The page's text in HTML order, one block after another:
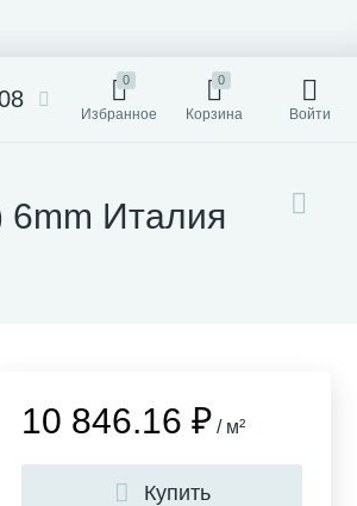
0
Избранное
0
Корзина Войти
6mm Италия
10 846.16 ₽ / м²
Купить